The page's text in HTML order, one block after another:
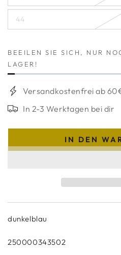
verfügbar
ausverkauft
oder
nicht
verfügbar
44
Variante
ausverkauft
verfügbar
BEEILEN SIE SICH, NUR
LAGER!
Versandkostenfrei ab
In 2-3 Werktagen bei dir
IN
dunkelblau
250000343502